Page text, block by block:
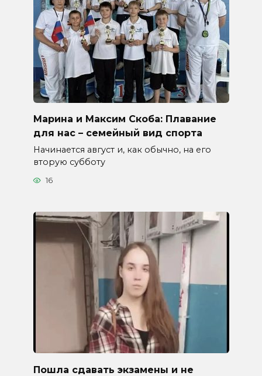
Марина и Максим Скоба: Плавание
для нас – семейный вид спорта
Начинается август и, как обычно, на его
вторую субботу
16
Пошла сдавать экзамены и не